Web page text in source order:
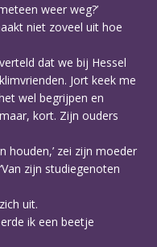
weer weg?’
niet zoveel uit hoe
dat we bij Hessel
Jort keek me
wel begrijpen en
kort. Zijn ouders
houden,’ zei zijn moeder
zijn studiegenoten
uit.
ik een beetje